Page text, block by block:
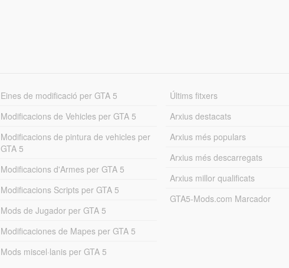
Eines de modificació per GTA 5
Modificacions de Vehicles per GTA 5
Modificacions de pintura de vehicles per
GTA 5
Modificacions d'Armes per GTA 5
Modificacions Scripts per GTA 5
Mods de Jugador per GTA 5
Modificaciones de Mapes per GTA 5
Mods miscel·lanis per GTA 5
Últims fitxers
Arxius destacats
Arxius més populars
Arxius més descarregats
Arxius millor qualificats
GTA5-Mods.com Marcador